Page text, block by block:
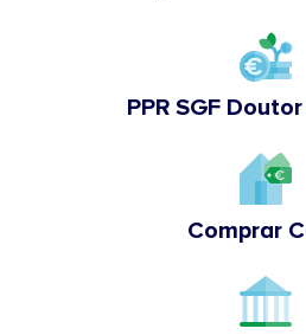
PPR SGF
Comprar